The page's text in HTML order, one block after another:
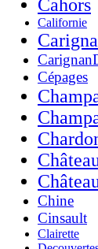
Cahors
Californie
Cépages
Chine
Cinsault
Clairette